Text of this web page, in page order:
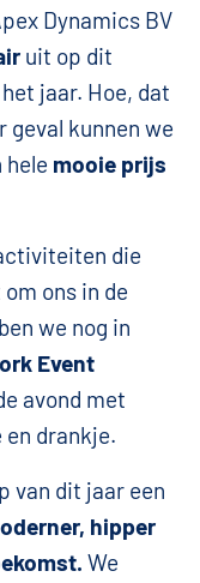
Dynamics BV
uit op dit
jaar. Hoe, dat
geval kunnen we
hele mooie prijs
die
ons in de
we nog in
Event
avond met
drankje.
van dit jaar een
hipper
We